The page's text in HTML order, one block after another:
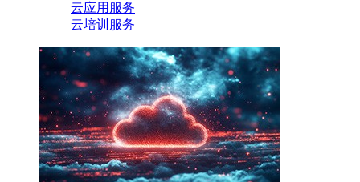
云应用服务
云培训服务